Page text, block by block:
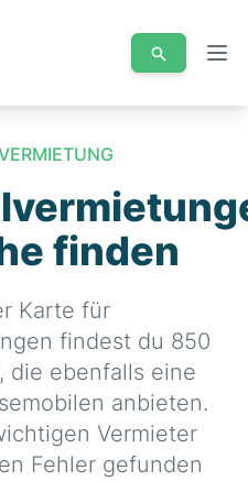
finden
Karte für
findest du 850
die ebenfalls eine
anbieten.
Vermieter
Fehler gefunden